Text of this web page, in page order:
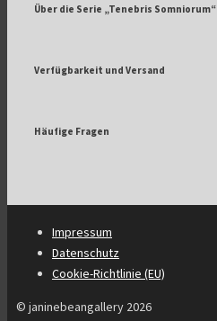
Über die Serie „Tenebris Somniorum“
Verfügbarkeit und Versand
Häufige Fragen
Impressum
Datenschutz
Cookie-Richtlinie (EU)
© janinebeangallery 2026